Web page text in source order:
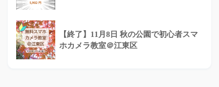
【終了】11月8日 秋の公園で初心者スマ
ホカメラ教室＠江東区